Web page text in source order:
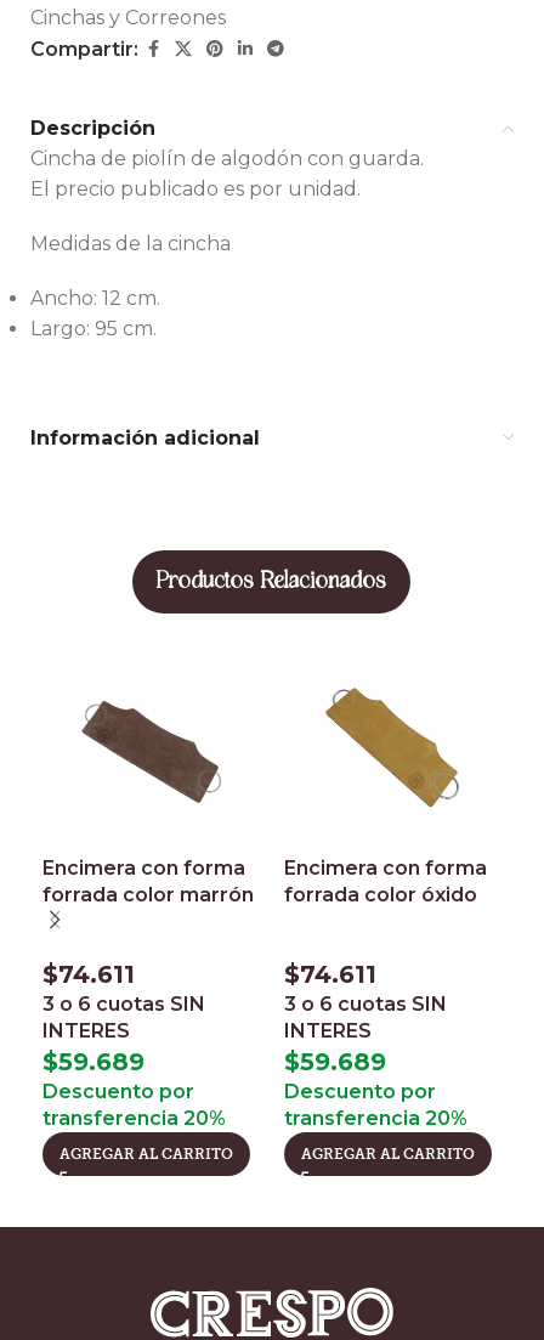
Cinchas y Correones
Compartir:
Descripción
Cincha de piolín de algodón con guarda.
El precio publicado es por unidad.
Medidas de la cincha
Ancho: 12 cm.
Largo: 95 cm.
Información adicional
Productos Relacionados
Encimera con forma
forrada color marrón
$74.611
3 o 6 cuotas SIN
INTERES
$59.689
Descuento por
transferencia 20%
AGREGAR AL CARRITO
Encimera con forma
forrada color óxido
$74.611
3 o 6 cuotas SIN
INTERES
$59.689
Descuento por
transferencia 20%
AGREGAR AL CARRITO